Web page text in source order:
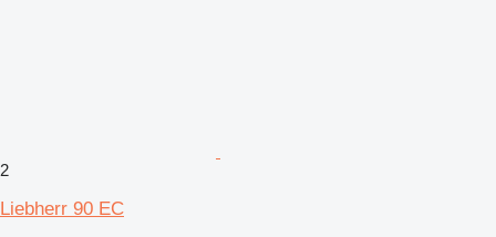
2
Liebherr 90 EC